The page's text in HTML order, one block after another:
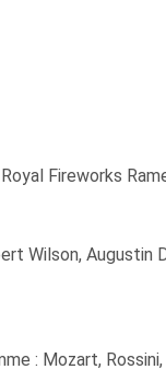
Fireworks
Wilson, Augustin
: Mozart,